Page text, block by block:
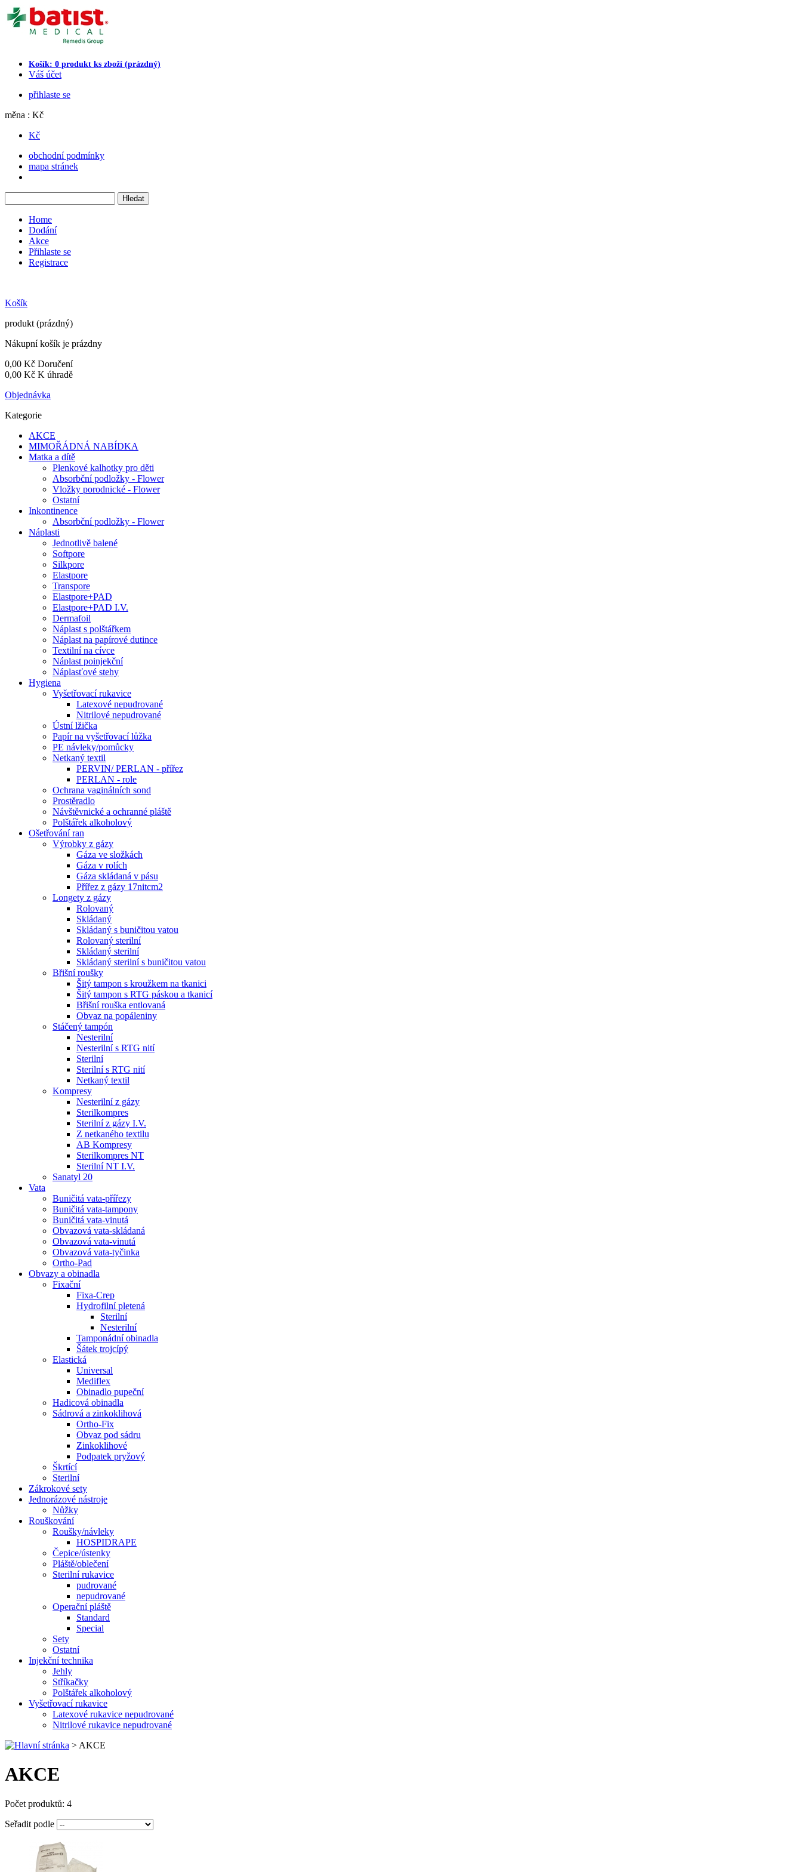
Košík: 0 produkt ks zboží (prázdný)
Váš účet
přihlaste se
měna : Kč
Kč
obchodní podmínky
mapa stránek
Home
Dodání
Akce
Přihlaste se
Registrace
Košík
produkt (prázdný)
Nákupní košík je prázdny
0,00 Kč Doručení
0,00 Kč K úhradě
Objednávka
Kategorie
AKCE
MIMOŘÁDNÁ NABÍDKA
Matka a dítě
Plenkové kalhotky pro děti
Absorbční podložky - Flower
Vložky porodnické - Flower
Ostatní
Inkontinence
Absorbční podložky - Flower
Náplasti
Jednotlivě balené
Softpore
Silkpore
Elastpore
Transpore
Elastpore+PAD
Elastpore+PAD I.V.
Dermafoil
Náplast s polštářkem
Náplast na papírové dutince
Textilní na cívce
Náplast poinjekční
Náplasťové stehy
Hygiena
Vyšetřovací rukavice
Latexové nepudrované
Nitrilové nepudrované
Ústní lžička
Papír na vyšetřovací lůžka
PE návleky/pomůcky
Netkaný textil
PERVIN/ PERLAN - přířez
PERLAN - role
Ochrana vaginálních sond
Prostěradlo
Návštěvnické a ochranné pláště
Polštářek alkoholový
Ošetřování ran
Výrobky z gázy
Gáza ve složkách
Gáza v rolích
Gáza skládaná v pásu
Přířez z gázy 17nitcm2
Longety z gázy
Rolovaný
Skládaný
Skládaný s buničitou vatou
Rolovaný sterilní
Skládaný sterilní
Skládaný sterilní s buničitou vatou
Břišní roušky
Šitý tampon s kroužkem na tkanici
Šitý tampon s RTG páskou a tkanicí
Břišní rouška entlovaná
Obvaz na popáleniny
Stáčený tampón
Nesterilní
Nesterilní s RTG nití
Sterilní
Sterilní s RTG nití
Netkaný textil
Kompresy
Nesterilní z gázy
Sterilkompres
Sterilní z gázy I.V.
Z netkaného textilu
AB Kompresy
Sterilkompres NT
Sterilní NT I.V.
Sanatyl 20
Vata
Buničitá vata-přířezy
Buničitá vata-tampony
Buničitá vata-vinutá
Obvazová vata-skládaná
Obvazová vata-vinutá
Obvazová vata-tyčinka
Ortho-Pad
Obvazy a obinadla
Fixační
Fixa-Crep
Hydrofilní pletená
Sterilní
Nesterilní
Tamponádní obinadla
Šátek trojcípý
Elastická
Universal
Mediflex
Obinadlo pupeční
Hadicová obinadla
Sádrová a zinkoklihová
Ortho-Fix
Obvaz pod sádru
Zinkoklihové
Podpatek pryžový
Škrtící
Sterilní
Zákrokové sety
Jednorázové nástroje
Nůžky
Rouškování
Roušky/návleky
HOSPIDRAPE
Čepice/ústenky
Pláště/oblečení
Sterilní rukavice
pudrované
nepudrované
Operační pláště
Standard
Special
Sety
Ostatní
Injekční technika
Jehly
Stříkačky
Polštářek alkoholový
Vyšetřovací rukavice
Latexové rukavice nepudrované
Nitrilové rukavice nepudrované
> AKCE
AKCE
Počet produktů: 4
Seřadit podle